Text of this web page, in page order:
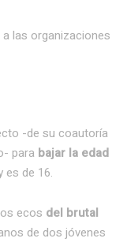
las organizaciones
-de su coautoría
para bajar la edad
es de 16.
ecos del brutal
de dos jóvenes